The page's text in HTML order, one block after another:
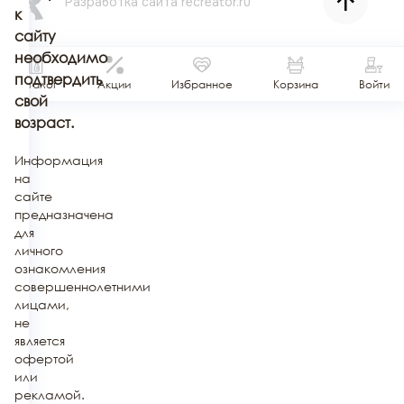
Каталог Акции Избранное Корзина Войти
к
сайту
необходимо
подтвердить
свой
возраст.
Информация
на
сайте
предназначена
для
личного
ознакомления
совершеннолетними
лицами,
не
является
офертой
или
рекламой.